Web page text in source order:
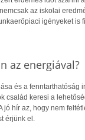
az iskolai
igényeket is
az energiával?
és a fenntarthatóság
család keresi a
jó hír az, hogy nem
érjünk el.